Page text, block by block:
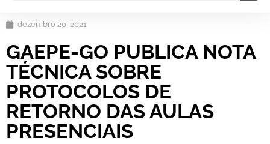
dezembro 20, 2021
GAEPE-GO PUBLICA NOTA
TÉCNICA SOBRE
PROTOCOLOS DE
RETORNO DAS AULAS
PRESENCIAIS